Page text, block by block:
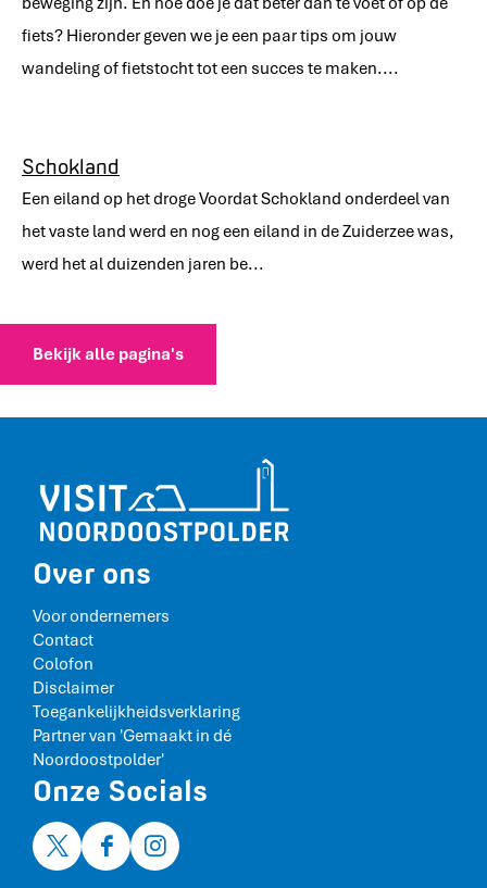
fiets? Hieronder geven we je een paar tips om jouw
wandeling of fietstocht tot een succes te maken....
Schokland
Een eiland op het droge Voordat Schokland onderdeel van
het vaste land werd en nog een eiland in de Zuiderzee was,
werd het al duizenden jaren be...
Bekijk alle pagina's
Over ons
Voor ondernemers
Contact
Colofon
Disclaimer
Toegankelijkheidsverklaring
Partner van 'Gemaakt in dé
Noordoostpolder'
Onze Socials
X
F
I